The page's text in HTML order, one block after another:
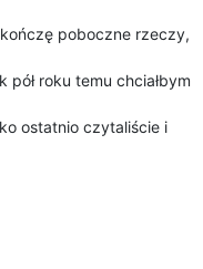
poboczne rzeczy,
pół roku temu chciałbym
ostatnio czytaliście i